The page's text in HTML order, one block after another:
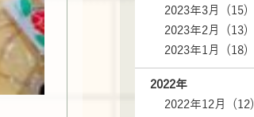
2023年3月 (15)
2023年2月 (13)
2023年1月 (18)
2022年
2022年12月 (12)